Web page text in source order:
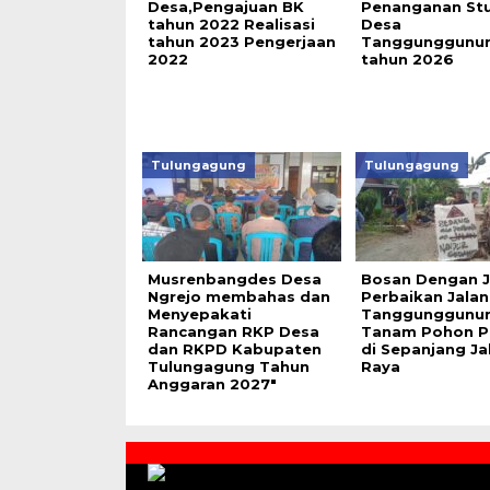
Desa,Pengajuan BK
tahun 2022 Realisasi
tahun 2023 Pengerjaan
2022
Penanganan
Desa
tahun 2026
Tulungagung
Musrenbangdes Desa
Ngrejo membahas dan
Menyepakati
Rancangan RKP Desa
dan RKPD Kabupaten
Tulungagung Tahun
Anggaran 2027″
Tulungagung
Bosan Dengan
Perbaikan
Tanam Pohon
di Sepanjang
Raya